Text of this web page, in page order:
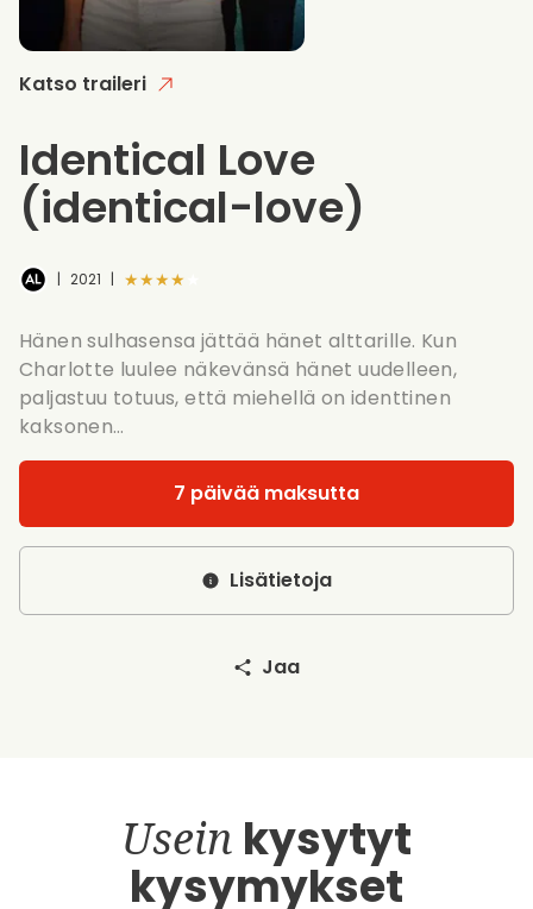
Katso traileri
Identical Love
(identical-love)
| 2021 | ★★★★★
Hänen sulhasensa jättää hänet alttarille. Kun
Charlotte luulee näkevänsä hänet uudelleen,
paljastuu totuus, että miehellä on identtinen
kaksonen…
7 päivää maksutta
Lisätietoja
Jaa
Usein kysytyt
kysymykset